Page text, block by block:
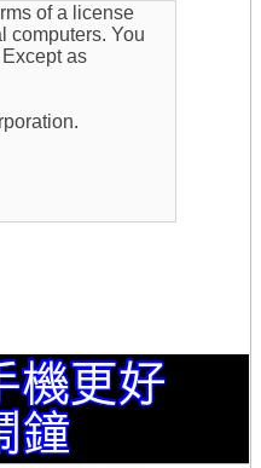
of a license
computers. You
as